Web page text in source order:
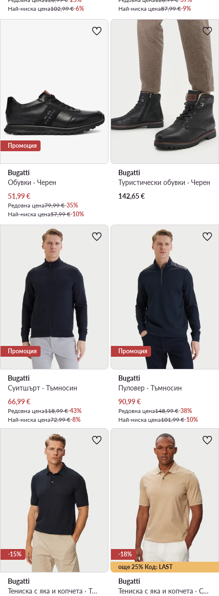
Най-ниска цена102,99 €-6%
Най-ниска цена87,99 €-9%
Промоция
Bugatti
Обувки · Черен
Актуална цена
51,99€
Редовна цена79,99 €-35%
Най-ниска цена57,99 €-10%
Bugatti
Туристически oбувки · Черен
142,65€
Промоция
Bugatti
Суитшърт · Тъмносин
Актуална цена
66,99€
Редовна цена118,99 €-43%
Най-ниска цена72,99 €-8%
Промоция
Bugatti
Пуловер · Тъмносин
Актуална цена
90,99€
Редовна цена148,99 €-38%
Най-ниска цена101,99 €-10%
-15%
Bugatti
Тениска с яка и копчета · Тъмносин
още 25% Код: LAST
-18%
Bugatti
Тениска с яка и копчета · Светлокафяв